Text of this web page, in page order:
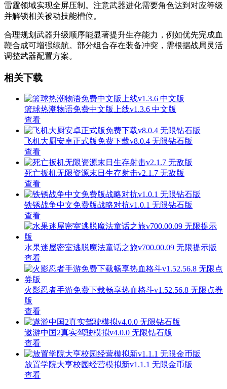
雷霆领域实现全屏压制。注意武器进化需要角色达到对应等级
并解锁相关被动技能槽位。
合理规划武器升级顺序能显著提升生存能力，例如优先完成血
鞭合成可增强续航。部分组合存在装备冲突，需根据战局灵活
调整武器配置方案。
相关下载
篮球热潮物语免费中文版上线v1.3.6 中文版
查看
飞机大厨安卓正式版免费下载v8.0.4 无限钻石版
查看
死亡扳机无限资源末日生存射击v2.1.7 无敌版
查看
铁锈战争中文免费版战略对抗v1.0.1 无限钻石版
查看
水果迷屋密室逃脱魔法童话之旅v700.00.09 无限提示版
查看
火影忍者手游免费下载畅享热血格斗v1.52.56.8 无限点券
版
查看
遨游中国2真实驾驶模拟v4.0.0 无限钻石版
查看
放置学院大亨校园经营模拟新v1.1.1 无限金币版
查看